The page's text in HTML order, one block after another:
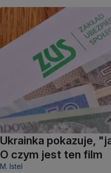
Ukrainka pokazuje,
O czym jest ten film
M. Istel